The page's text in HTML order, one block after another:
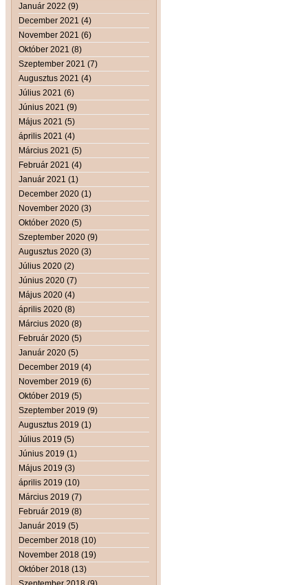
Január 2022 (9)
December 2021 (4)
November 2021 (6)
Október 2021 (8)
Szeptember 2021 (7)
Augusztus 2021 (4)
Július 2021 (6)
Június 2021 (9)
Május 2021 (5)
április 2021 (4)
Március 2021 (5)
Február 2021 (4)
Január 2021 (1)
December 2020 (1)
November 2020 (3)
Október 2020 (5)
Szeptember 2020 (9)
Augusztus 2020 (3)
Július 2020 (2)
Június 2020 (7)
Május 2020 (4)
április 2020 (8)
Március 2020 (8)
Február 2020 (5)
Január 2020 (5)
December 2019 (4)
November 2019 (6)
Október 2019 (5)
Szeptember 2019 (9)
Augusztus 2019 (1)
Július 2019 (5)
Június 2019 (1)
Május 2019 (3)
április 2019 (10)
Március 2019 (7)
Február 2019 (8)
Január 2019 (5)
December 2018 (10)
November 2018 (19)
Október 2018 (13)